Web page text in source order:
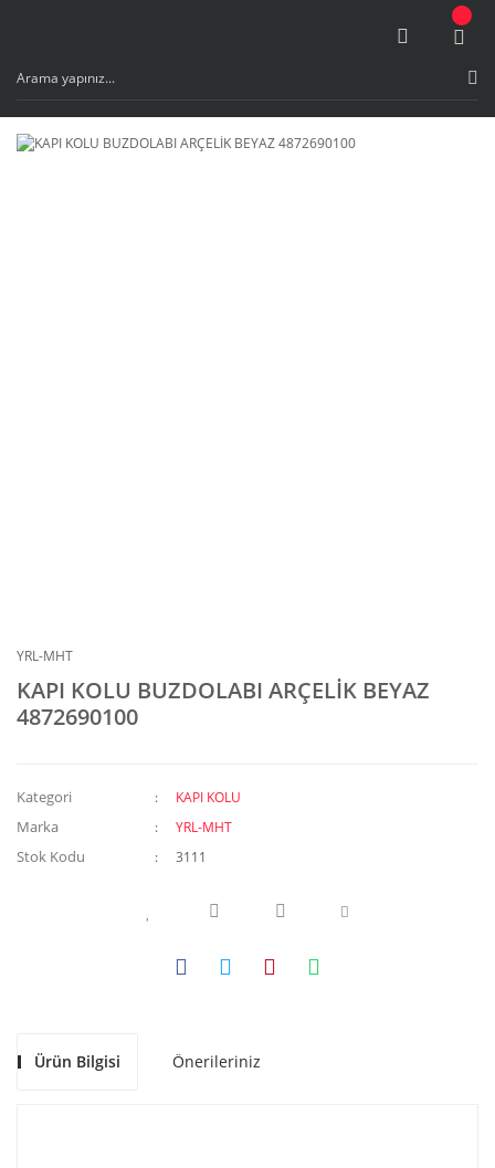
YRL-MHT
KAPI KOLU BUZDOLABI ARÇELİK BEYAZ
4872690100
Kategori KAPI KOLU
Marka YRL-MHT
Stok Kodu 3111
Ürün Bilgisi Önerileriniz